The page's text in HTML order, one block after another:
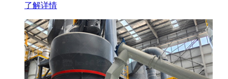
了解详情